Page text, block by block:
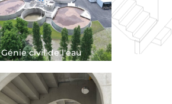
Génie civil de l'eau